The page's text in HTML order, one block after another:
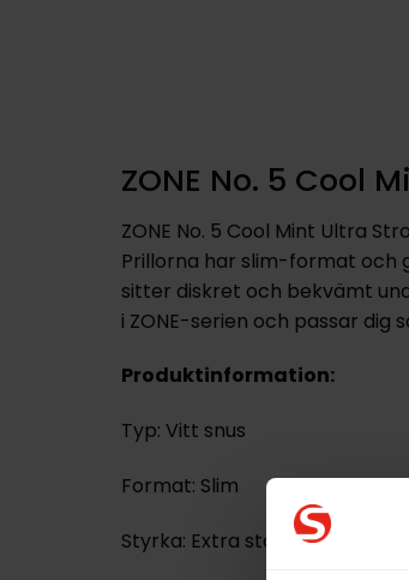
ZONE No. 5 Cool
ZONE No. 5 Cool Mint Ultra
Prillorna har slim-format och
sitter diskret och bekvämt
i ZONE-serien och passar
Produktinformation:
Typ: Vitt snus
Format: Slim
Styrka: Extra stark